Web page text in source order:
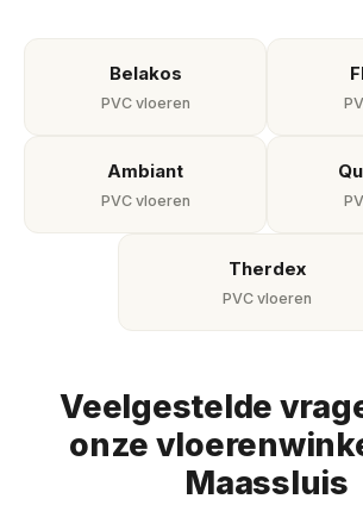
Belakos
PVC vloeren
Ambiant
PVC vloeren
Therdex
PVC vloeren
Veelgestelde
onze
Maassluis